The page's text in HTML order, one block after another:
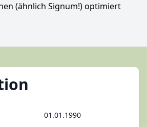
(ähnlich Signum!) optimiert
01.01.1990